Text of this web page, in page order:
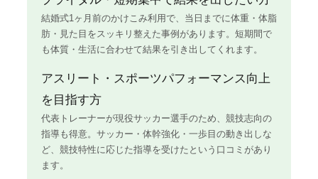
結婚式1ヶ月前のかけこみ利用で、当日までに体重・体脂
肪・見た目をスッキリ整えた事例があります。短期間で
も体質・生活に合わせて結果を引き出してくれます。
アスリート・スポーツパフォーマンス向上
を目指す方
代表トレーナーが現役サッカー選手のため、競技志向の
指導も得意。サッカー・体幹強化・一歩目の動き出しな
ど、競技特性に応じた指導を受けたという口コミがあり
ます。